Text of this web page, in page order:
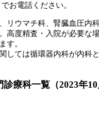
お電話ください。
リウマチ科、腎臓血圧内
高度精査・入院が必要な
す。
しては循環器内科が内科
診療科一覧（2023年